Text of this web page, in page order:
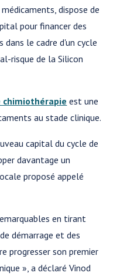
dispose de
pour financer des
dans le cadre d'un cycle
risque de la Silicon
chimiothérapie est une
au stade clinique.
capital du cycle de
davantage un
proposé appelé
en tirant
démarrage et des
progresser son premier
», a déclaré Vinod